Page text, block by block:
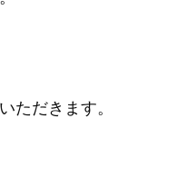
ただきます。